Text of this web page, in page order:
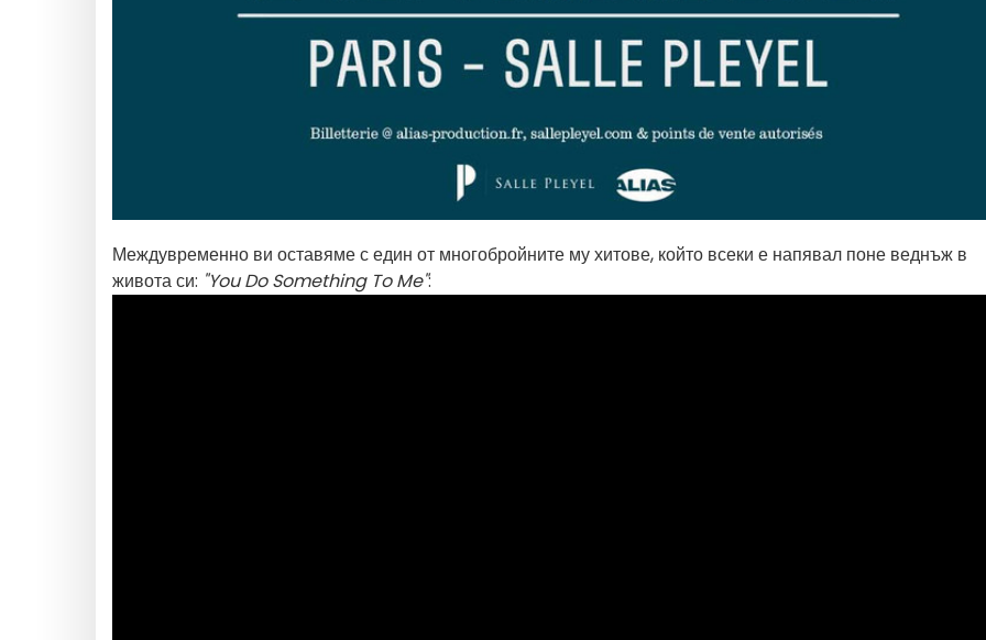
Междувременно ви оставяме с един от многобройните му хитове, който всеки е напявал поне веднъж в
живота си: "You Do Something To Me":